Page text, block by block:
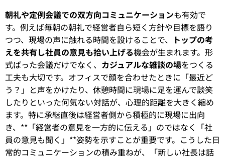
朝礼や定例会議での双方向コミュニケーションも有効で
す。例えば毎朝の朝礼で経営者自ら短く方針や目標を語り
つつ、現場の声に触れる時間を設けることで、
トップの考
えを共有し社員の意見も拾い上げる機会が生まれます。形
式ばった会議だけでなく、 カジュアルな雑談の場をつくる
工夫も大切です。オフィスで顔を合わせたときに「最近ど
う？」と声をかけたり、休憩時間に現場に足を運んで談笑
したりといった何気ない対話が、心理的距離を大きく縮め
ます。特に承継直後は経営者側から積極的に現場に出向
き、**「経営者の意見を一方的に伝える」のではなく「社
員の意見も聞く」**姿勢を示すことが重要です。こうした日
常的コミュニケーションの積み重ねが、「新しい社長は話